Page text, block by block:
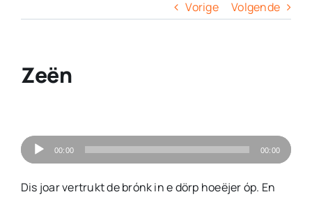
Vorige Volgende
Zeën
Audiospeler
00:00 00:00
Dis joar vertrukt de brónk in e dörp hoeëjer óp. En